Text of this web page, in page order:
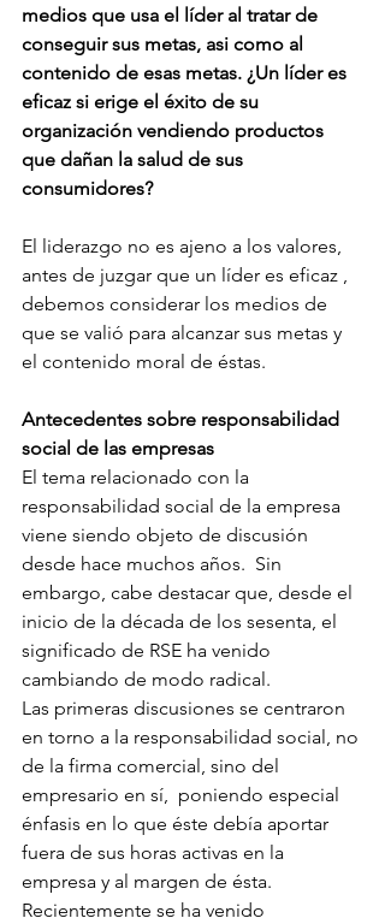
medios que usa el líder al tratar de
conseguir sus metas, asi como al
contenido de esas metas. ¿Un líder es
eficaz si erige el éxito de su
organización vendiendo productos
que dañan la salud de sus
consumidores?
El liderazgo no es ajeno a los valores,
antes de juzgar que un líder es eficaz ,
debemos considerar los medios de
que se valió para alcanzar sus metas y
el contenido moral de éstas.
Antecedentes sobre responsabilidad
social de las empresas
El tema relacionado con la
responsabilidad social de la empresa
viene siendo objeto de discusión
desde hace muchos años.  Sin
embargo, cabe destacar que, desde el
inicio de la década de los sesenta, el
significado de RSE ha venido
cambiando de modo radical.
Las primeras discusiones se centraron
en torno a la responsabilidad social, no
de la firma comercial, sino del
empresario en sí,  poniendo especial
énfasis en lo que éste debía aportar
fuera de sus horas activas en la
empresa y al margen de ésta.
Recientemente se ha venido